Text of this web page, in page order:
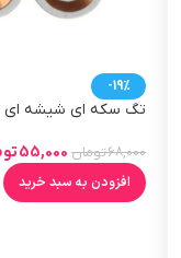
-19%
تگ سکه ای شیشه ای
68,000تومان 55,000
افزودن به سبد خرید